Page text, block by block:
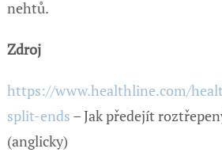
nehtů.
Zdroj
https://www.healthline.com/
split-ends – Jak předejít
(anglicky)